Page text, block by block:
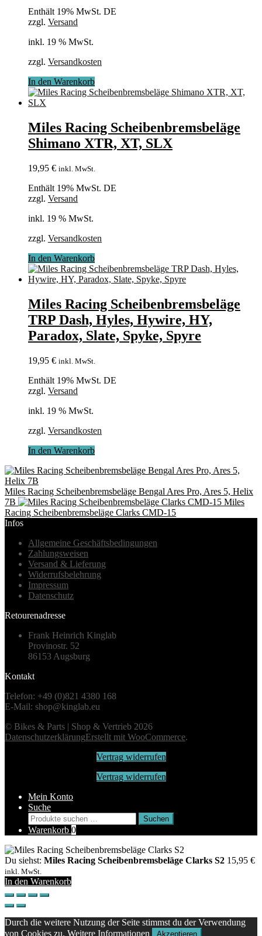
Enthält 19% MwSt. DE
zzgl. Versand
inkl. 19 % MwSt.
zzgl. Versandkosten
In den Warenkorb
Miles Racing Scheibenbremsbeläge
Shimano XTR, XT, SLX
19,95 € inkl. MwSt.
Enthält 19% MwSt. DE
zzgl. Versand
inkl. 19 % MwSt.
zzgl. Versandkosten
In den Warenkorb
Miles Racing Scheibenbremsbeläge
TRP Dash, Hyles, Hywire, HY,
Paradox, Slate, Spyke, Spyre
19,95 € inkl. MwSt.
Enthält 19% MwSt. DE
zzgl. Versand
inkl. 19 % MwSt.
zzgl. Versandkosten
In den Warenkorb
Miles Racing Scheibenbremsbeläge Bengal Ares Pro, Ares 5, Helix
7B
Miles
Racing Scheibenbremsbeläge Clarks CMD-15
Infos
Allgemeine Geschäftsbedingungen
Zahlungsweisen
Versand & Lieferung
Widerrufsbelehrung
Impressum
Datenschutz
Retourenadresse
Frank Heinrich Kinglab
Provinostr. 52
86153 Augsburg
Kontakt
Telefon: +49 (0)821 4380 168
E-Mail: shop@kinglab.eu
© Bikes & Parts | Shop & Vertrieb 2026
DatenschutzerklärungErstellt mit WooCommerce.
Vertrag widerrufen
Vertrag widerrufen
Mein Konto
Suche
Suchen
nach:
Suchen
Warenkorb 0
Du siehst: Miles Racing Scheibenbremsbeläge Clarks S2 15,95 €
inkl. MwSt.
In den Warenkorb
Durch die weitere Nutzung der Seite stimmst du der Verwendung
von Cookies zu. Weitere Informationen Akzeptieren